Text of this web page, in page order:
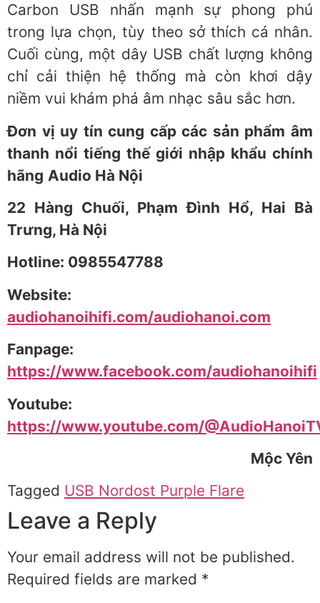
Carbon USB nhấn mạnh sự phong phú
trong lựa chọn, tùy theo sở thích cá nhân.
Cuối cùng, một dây USB chất lượng không
chỉ cải thiện hệ thống mà còn khơi dậy
niềm vui khám phá âm nhạc sâu sắc hơn.
Đơn vị uy tín cung cấp các sản phẩm âm
thanh nổi tiếng thế giới nhập khẩu chính
hãng Audio Hà Nội
22 Hàng Chuối, Phạm Đình Hổ, Hai Bà
Trưng, Hà Nội
Hotline: 0985547788
Website:
audiohanoihifi.com/audiohanoi.com
Fanpage:
https://www.facebook.com/audiohanoihifi
Youtube:
https://www.youtube.com/
Mộc Yên
Tagged USB Nordost Purple Flare
Leave a Reply
Your email address will not be published.
Required fields are marked *